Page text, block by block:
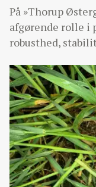
På »Thorup
afgørende rolle i
robusthed,